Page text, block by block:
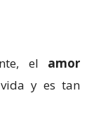
el amor
y es tan